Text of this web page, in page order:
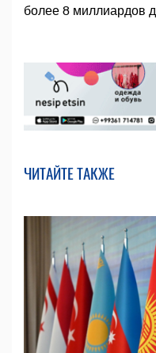
более 8 миллиардов
ЧИТАЙТЕ ТАКЖЕ